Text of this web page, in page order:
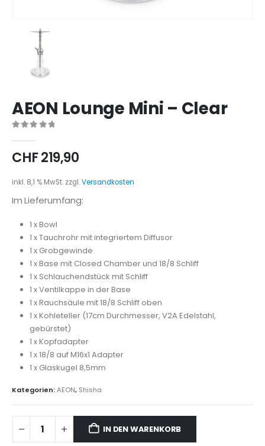
AEON Lounge Mini – Clear
CHF219,90
inkl. 8,1 % MwSt. zzgl.Versandkosten
Im Lieferumfang:
1 x Bowl
1 x Tauchrohr mit integriertem Diffusor
1 x Grobgewinde
1 x Base mit Closed Chamber und 18/8 Schliff
1 x Schlauchendstück mit Schliff
1 x Ventilkappe in der Base
1 x Rauchsäule mit 18/8 Schliff oben
1 x Kohleteller (17cm Durchmesser, V2A Edelstahl,
gebürstet)
1 x Kopfadapter
1 x 18/8 auf M16x1 Adapter
1 x Glaskugel 8,5mm
Kategorien:AEON, Shisha
IN DEN WARENKORB